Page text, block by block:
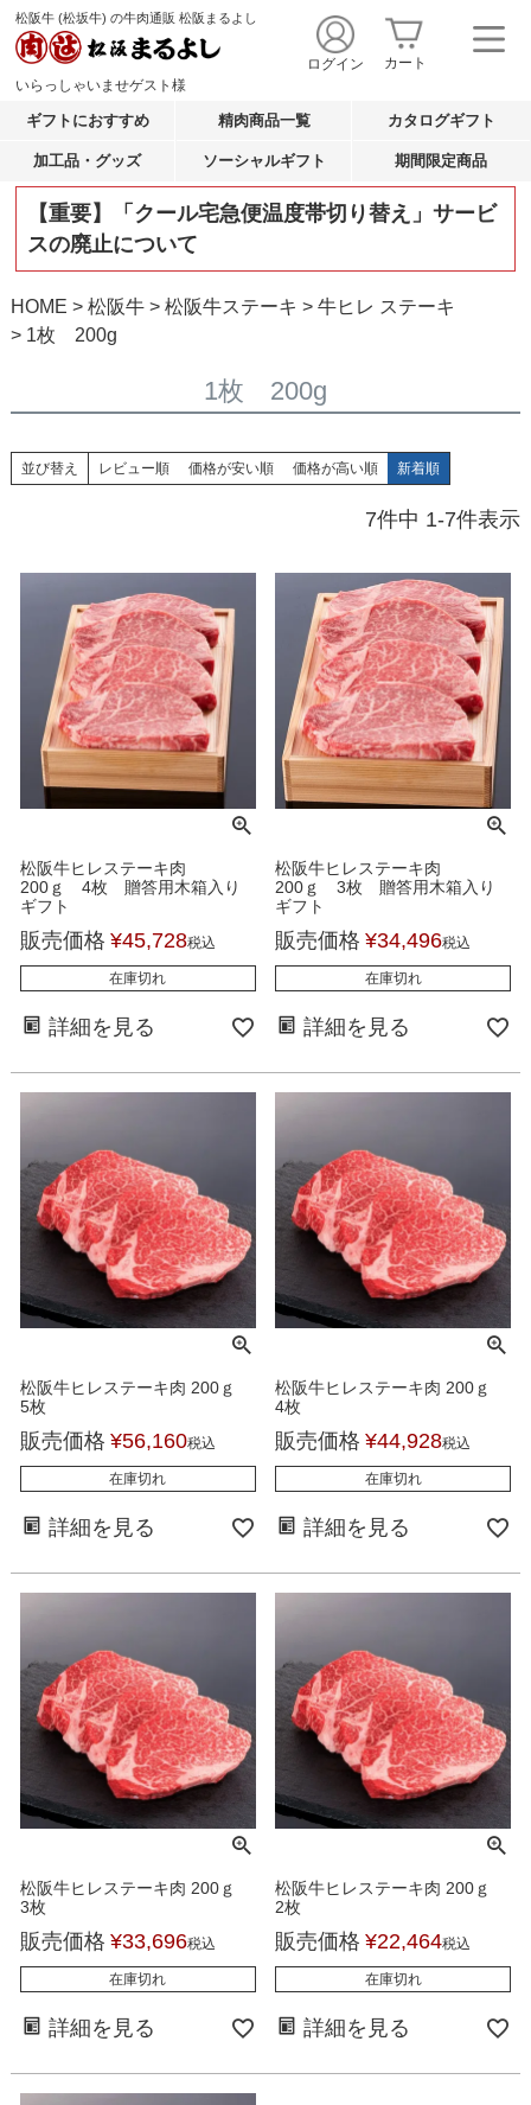
松阪牛 (松坂牛) の牛肉通販 松阪まるよし
いらっしゃいませゲスト様
ログイン カート
ギフトにおすすめ 精肉商品一覧 カタログギフト
加工品・グッズ ソーシャルギフト 期間限定商品
【重要】「クール宅急便温度帯切り替え」サービ
スの廃止について
HOME 松阪牛 松阪牛ステーキ
牛ヒレ ステーキ
1枚 200g
1枚 200g
並び替え レビュー順 価格が安い順 価格が高い順 新着順
7件中 1-7件表示
松阪牛ヒレステーキ肉
200ｇ 4枚 贈答用木箱入り
ギフト
販売価格 ¥45,728税込
在庫切れ
詳細を見る
松阪牛ヒレステーキ肉
200ｇ 3枚 贈答用木箱入り
ギフト
販売価格 ¥34,496税込
在庫切れ
詳細を見る
松阪牛ヒレステーキ肉 200ｇ
5枚
販売価格 ¥56,160税込
在庫切れ
詳細を見る
松阪牛ヒレステーキ肉 200ｇ
4枚
販売価格 ¥44,928税込
在庫切れ
詳細を見る
松阪牛ヒレステーキ肉 200ｇ
3枚
販売価格 ¥33,696税込
在庫切れ
詳細を見る
松阪牛ヒレステーキ肉 200ｇ
2枚
販売価格 ¥22,464税込
在庫切れ
詳細を見る